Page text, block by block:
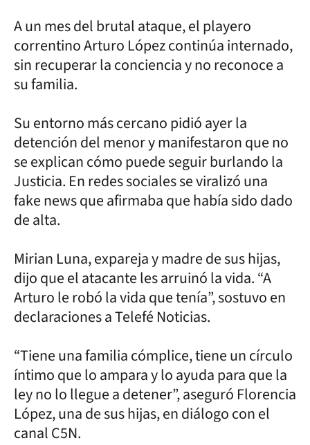
A un mes del brutal ataque, el playero
correntino Arturo López continúa internado,
sin recuperar la conciencia y no reconoce a
su familia.
Su entorno más cercano pidió ayer la
detención del menor y manifestaron que no
se explican cómo puede seguir burlando la
Justicia. En redes sociales se viralizó una
fake news que afirmaba que había sido dado
de alta.
Mirian Luna, expareja y madre de sus hijas,
dijo que el atacante les arruinó la vida. “A
Arturo le robó la vida que tenía”, sostuvo en
declaraciones a Telefé Noticias.
“Tiene una familia cómplice, tiene un círculo
íntimo que lo ampara y lo ayuda para que la
ley no lo llegue a detener”, aseguró Florencia
López, una de sus hijas, en diálogo con el
canal C5N.